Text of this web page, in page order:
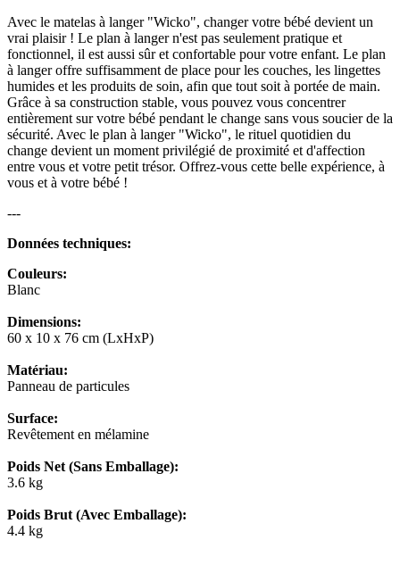
Avec le matelas à langer "Wicko", changer votre bébé devient un
vrai plaisir ! Le plan à langer n'est pas seulement pratique et
fonctionnel, il est aussi sûr et confortable pour votre enfant. Le plan
à langer offre suffisamment de place pour les couches, les lingettes
humides et les produits de soin, afin que tout soit à portée de main.
Grâce à sa construction stable, vous pouvez vous concentrer
entièrement sur votre bébé pendant le change sans vous soucier de la
sécurité. Avec le plan à langer "Wicko", le rituel quotidien du
change devient un moment privilégié de proximité et d'affection
entre vous et votre petit trésor. Offrez-vous cette belle expérience, à
vous et à votre bébé !
---
Données techniques:
Couleurs:
Blanc
Dimensions:
60 x 10 x 76 cm (LxHxP)
Matériau:
Panneau de particules
Surface:
Revêtement en mélamine
Poids Net (Sans Emballage):
3.6 kg
Poids Brut (Avec Emballage):
4.4 kg